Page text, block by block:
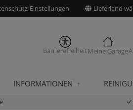
Einstellungen Lieferland
BarrierefreiheitMeine Garage
INFORMATIONEN